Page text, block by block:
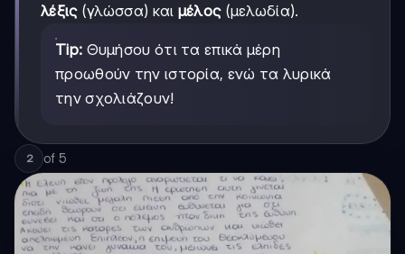
λέξις(γλώσσα) και μέλος(μελωδία).
Tip: Θυμήσου ότι τα επικά μέρη
προωθούν την ιστορία, ενώ τα λυρικά
την σχολιάζουν!
2 of 5